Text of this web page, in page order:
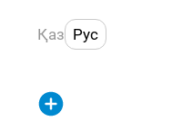
Қаз Рус